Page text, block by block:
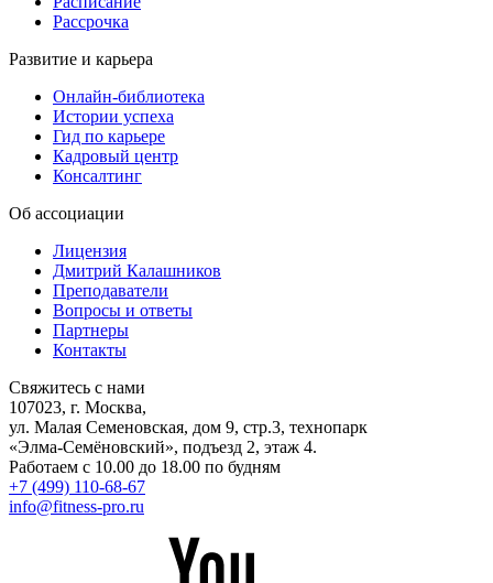
Рассрочка
Развитие и карьера
Онлайн-библиотека
Истории успеха
Гид по карьере
Кадровый центр
Консалтинг
Об ассоциации
Лицензия
Дмитрий Калашников
Преподаватели
Вопросы и ответы
Партнеры
Контакты
Свяжитесь с нами
107023, г. Москва,
ул. Малая Семеновская, дом 9, стр.3, технопарк
«Элма-Семёновский», подъезд 2, этаж 4.
Работаем с 10.00 до 18.00 по будням
+7 (499) 110-68-67
info@fitness-pro.ru